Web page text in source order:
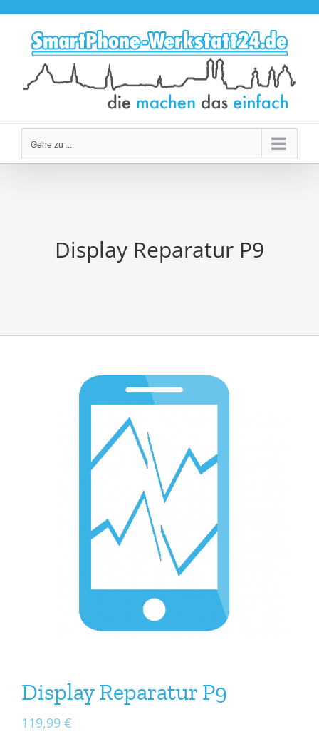
springen
Gehe zu ...
Display Reparatur P9
Display Reparatur P9
119,99 €